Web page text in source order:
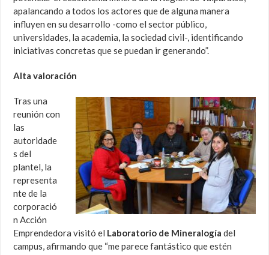
apalancando a todos los actores que de alguna manera
influyen en su desarrollo -como el sector público,
universidades, la academia, la sociedad civil-, identificando
iniciativas concretas que se puedan ir generando”.
Alta valoración
Tras una
reunión con
las
autoridade
s del
plantel, la
representa
nte de la
corporació
n Acción
Emprendedora visitó el Laboratorio de Mineralogía del
campus, afirmando que “me parece fantástico que estén